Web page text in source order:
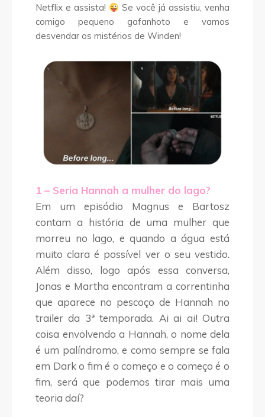
Netflix e assista!
Se você já assistiu, venha
comigo pequeno gafanhoto e vamos
desvendar os mistérios de Winden!
1 – Seria Hannah a mulher do lago?
Em um episódio Magnus e Bartosz
contam a história de uma mulher que
morreu no lago, e quando a água está
muito clara é possível ver o seu vestido.
Além disso, logo após essa conversa,
Jonas e Martha encontram a correntinha
que aparece no pescoço de Hannah no
trailer da 3ª temporada. Ai ai ai! Outra
coisa envolvendo a Hannah, o nome dela
é um palíndromo, e como sempre se fala
em Dark o fim é o começo e o começo é o
fim, será que podemos tirar mais uma
teoria daí?